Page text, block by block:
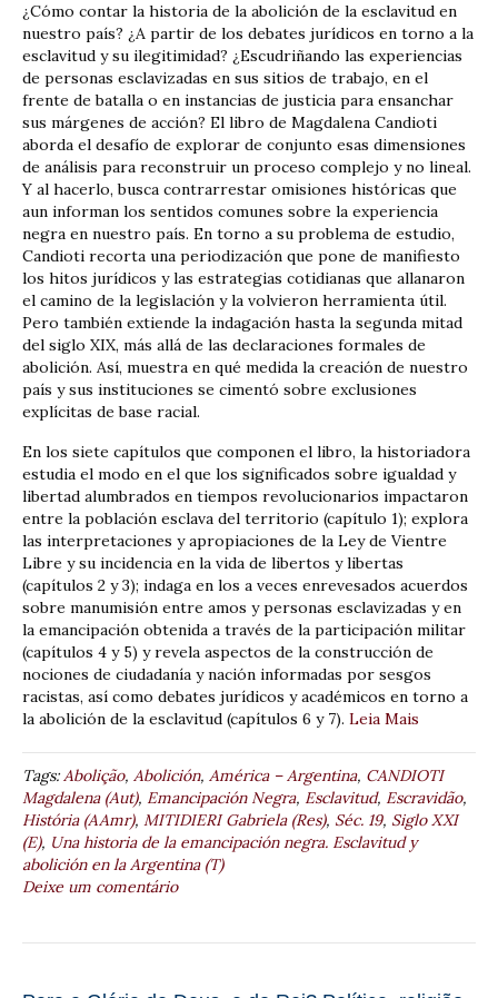
¿Cómo contar la historia de la abolición de la esclavitud en
nuestro país? ¿A partir de los debates jurídicos en torno a la
esclavitud y su ilegitimidad? ¿Escudriñando las experiencias
de personas esclavizadas en sus sitios de trabajo, en el
frente de batalla o en instancias de justicia para ensanchar
sus márgenes de acción? El libro de Magdalena Candioti
aborda el desafío de explorar de conjunto esas dimensiones
de análisis para reconstruir un proceso complejo y no lineal.
Y al hacerlo, busca contrarrestar omisiones históricas que
aun informan los sentidos comunes sobre la experiencia
negra en nuestro país. En torno a su problema de estudio,
Candioti recorta una periodización que pone de manifiesto
los hitos jurídicos y las estrategias cotidianas que allanaron
el camino de la legislación y la volvieron herramienta útil.
Pero también extiende la indagación hasta la segunda mitad
del siglo XIX, más allá de las declaraciones formales de
abolición. Así, muestra en qué medida la creación de nuestro
país y sus instituciones se cimentó sobre exclusiones
explícitas de base racial.
En los siete capítulos que componen el libro, la historiadora
estudia el modo en el que los significados sobre igualdad y
libertad alumbrados en tiempos revolucionarios impactaron
entre la población esclava del territorio (capítulo 1); explora
las interpretaciones y apropiaciones de la Ley de Vientre
Libre y su incidencia en la vida de libertos y libertas
(capítulos 2 y 3); indaga en los a veces enrevesados acuerdos
sobre manumisión entre amos y personas esclavizadas y en
la emancipación obtenida a través de la participación militar
(capítulos 4 y 5) y revela aspectos de la construcción de
nociones de ciudadanía y nación informadas por sesgos
racistas, así como debates jurídicos y académicos en torno a
la abolición de la esclavitud (capítulos 6 y 7). Leia Mais
Tags:Abolição, Abolición, América – Argentina, CANDIOTI
Magdalena (Aut), Emancipación Negra, Esclavitud, Escravidão,
História (AAmr), MITIDIERI Gabriela (Res), Séc. 19, Siglo XXI
(E), Una historia de la emancipación negra. Esclavitud y
abolición en la Argentina (T)
Deixe um comentário